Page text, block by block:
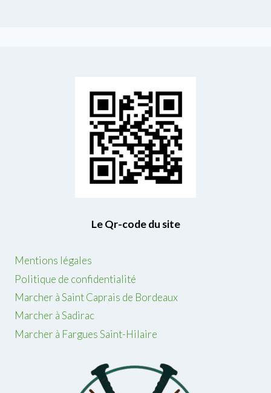
Le Qr-code du site
Mentions légales
Politique de confidentialité
Marcher à Saint Caprais de Bordeaux
Marcher à Sadirac
Marcher à Fargues Saint-Hilaire